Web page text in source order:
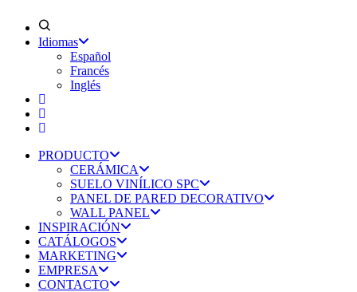
Idiomas
Español
Francés
Inglés
PRODUCTO
CERÁMICA
SUELO VINÍLICO SPC
PANEL DE PARED DECORATIVO
WALL PANEL
INSPIRACIÓN
CATÁLOGOS
MARKETING
EMPRESA
CONTACTO